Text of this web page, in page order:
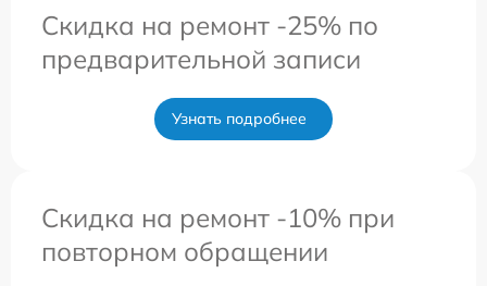
Скидка на ремонт -25% по
предварительной записи
Узнать подробнее
Скидка на ремонт -10% при
повторном обращении